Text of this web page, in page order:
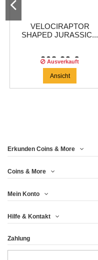
VELOCIRAPTOR
SHAPED JURASSIC...
208,29 €
Ausverkauft
Ansicht
Erkunden Coins & More
Coins & More
Mein Konto
Hilfe & Kontakt
Zahlung